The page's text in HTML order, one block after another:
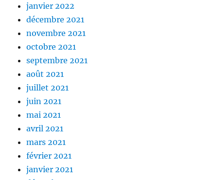
janvier 2022
décembre 2021
novembre 2021
octobre 2021
septembre 2021
août 2021
juillet 2021
juin 2021
mai 2021
avril 2021
mars 2021
février 2021
janvier 2021